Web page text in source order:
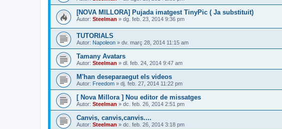
[NOVA MILLORA] Pujada imatgest TinyPic ( Ja substituit)
Autor: Steelman » dg. feb. 23, 2014 9:36 pm
TUTORIALS
Autor: Napoleon » dv. març 28, 2014 11:15 am
Tamany Avatars
Autor: Steelman » dl. feb. 24, 2014 9:47 am
M'han deseparaegut els videos
Autor: Freedom » dj. feb. 27, 2014 11:22 pm
[ Nova Millora ] Nou editor de missatges
Autor: Steelman » dc. feb. 26, 2014 2:51 pm
Canvis, canvis,canvis....
Autor: Steelman » dc. feb. 26, 2014 3:18 pm